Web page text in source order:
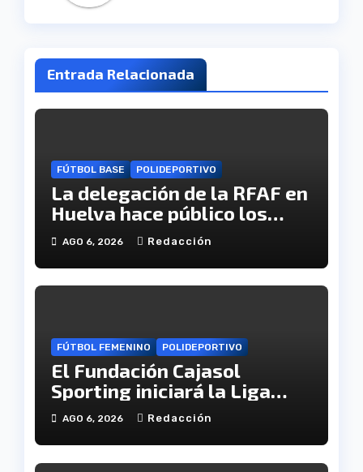
Entrada Relacionada
FÚTBOL BASE POLIDEPORTIVO
La delegación de la RFAF en
Huelva hace público los
calendarios de la categoría
juvenil
AGO 6, 2026 Redacción
FÚTBOL FEMENINO POLIDEPORTIVO
El Fundación Cajasol
Sporting iniciará la Liga
recibiendo al Cacereño
AGO 6, 2026 Redacción